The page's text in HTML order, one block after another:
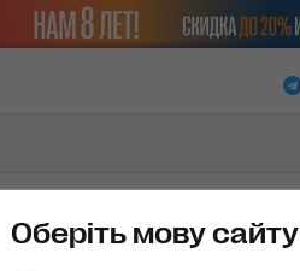
Оберіть мову сайту